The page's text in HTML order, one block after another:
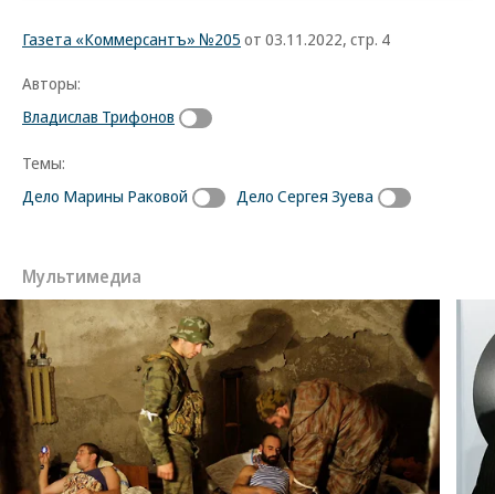
Газета «Коммерсантъ» №205 от 03.11.2022, стр. 4
Авторы:
Владислав Трифонов
Темы:
Дело Марины Раковой
Дело Сергея Зуева
Мультимедиа